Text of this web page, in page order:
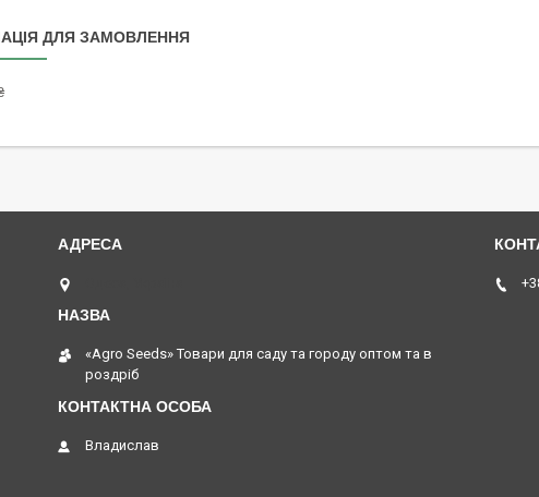
ДЛЯ ЗАМОВЛЕННЯ
«Agro Seeds» Товари для саду та городу оптом та в
роздріб
Владислав